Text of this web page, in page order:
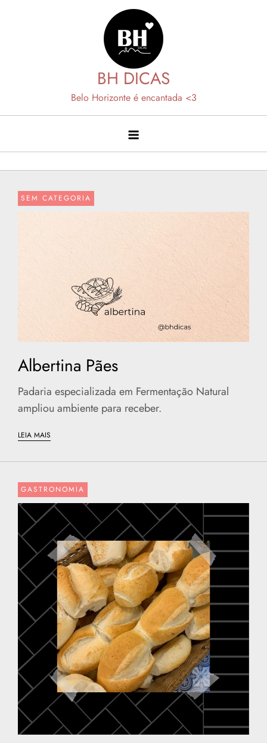
BH DICAS
Belo Horizonte é encantada <3
SEM CATEGORIA
Albertina Pães
Padaria especializada em Fermentação Natural
ampliou ambiente para receber.
LEIA MAIS
GASTRONOMIA